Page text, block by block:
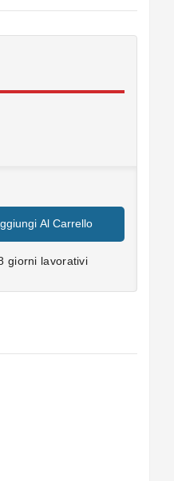
Al Carrello
giorni lavorativi